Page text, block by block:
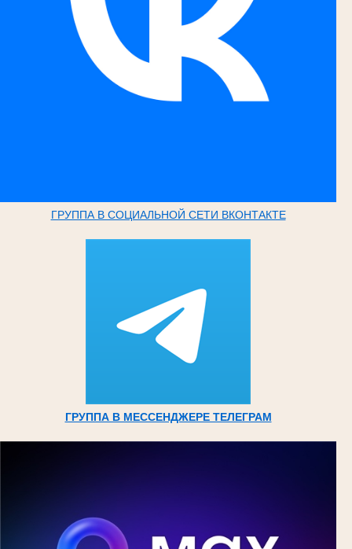
ГРУППА В СОЦИАЛЬНОЙ СЕТИ ВКОНТАКТЕ
ГРУППА В МЕССЕНДЖЕРЕ ТЕЛЕГРАМ